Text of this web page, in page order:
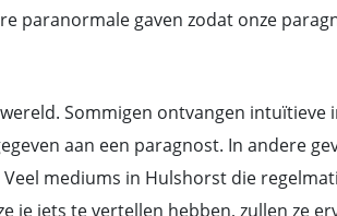
paranormale gaven zodat onze
Sommigen ontvangen intuïtieve
aan een paragnost. In andere
mediums in Hulshorst die
je iets te vertellen hebben, zullen ze